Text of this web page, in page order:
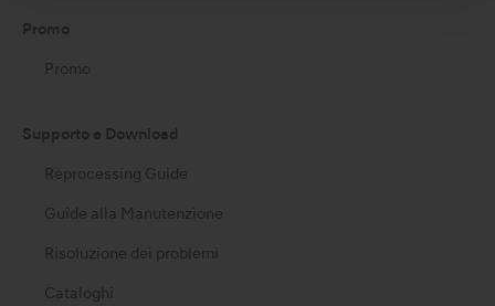
Promo
Promo
Supporto e Download
Reprocessing Guide
Guide alla Manutenzione
Risoluzione dei problemi
Cataloghi